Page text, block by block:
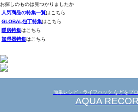
お探しのものは見つかりましたか
人気商品の特集一覧はこちら
GLOBAL包丁特集はこちら
暖房特集はこちら
加湿器特集はこちら
簡単レシピ・ライフハック などをブ
AQUA